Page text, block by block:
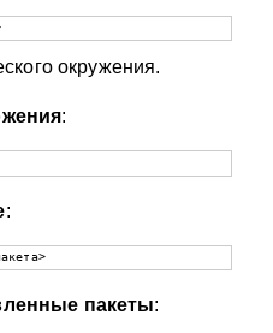
окружения.
:
:
пакеты: